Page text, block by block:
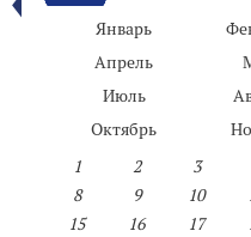
Январь
Апрель
Июль
Октябрь
1
2 3
8
9 10
15
16 17